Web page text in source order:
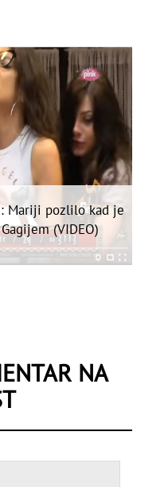
Mariji pozlilo kad je
(VIDEO)
NA